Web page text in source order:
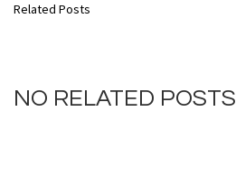
Related Posts
NO RELATED POSTS